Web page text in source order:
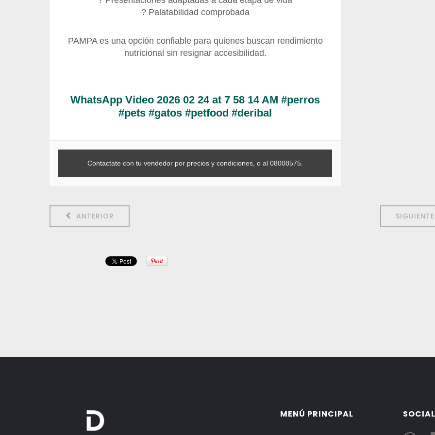
? Palatabilidad comprobada
PAMPA es una opción confiable para quienes buscan rendimiento
nutricional sin resignar accesibilidad.
WhatsApp Video 2026 02 24 at 7 58 14 AM #perros
#pets #gatos #petfood #deribal
Contactate con tu vendedor por precios y condiciones, o al 08008575.
ANTERIOR
MENÚ PRINCIPAL